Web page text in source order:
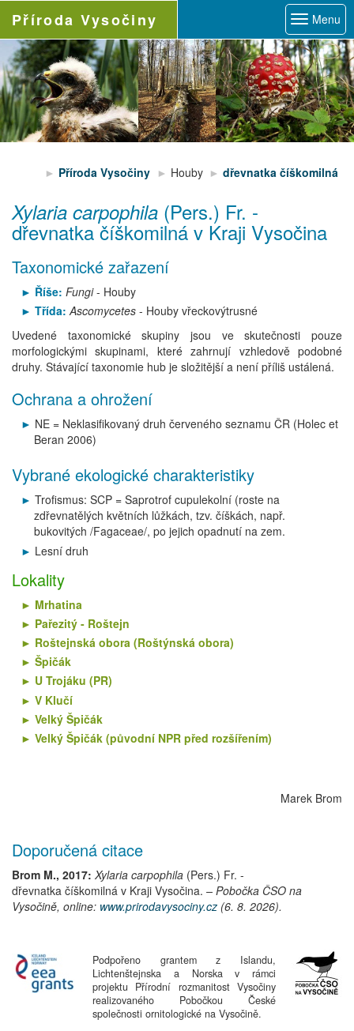
Příroda Vysočiny Menu
Příroda Vysočiny Houby dřevnatka číškomilná
Xylaria carpophila (Pers.) Fr. -
dřevnatka číškomilná v Kraji Vysočina
Taxonomické zařazení
Říše: Fungi- Houby
Třída: Ascomycetes- Houby vřeckovýtrusné
Uvedené taxonomické skupiny jsou ve skutečnosti pouze
morfologickými skupinami, které zahrnují vzhledově podobné
druhy. Stávající taxonomie hub je složitější a není příliš ustálená.
Ochrana a ohrožení
NE = Neklasifikovaný druh červeného seznamu ČR (Holec et
Beran 2006)
Vybrané ekologické charakteristiky
Trofismus: SCP = Saprotrof cupulekolní (roste na
zdřevnatělých květních lůžkách, tzv. číškách, např.
bukovitých /Fagaceae/, po jejich opadnutí na zem.
Lesní druh
Lokality
Mrhatina
Pařezitý - Roštejn
Roštejnská obora (Roštýnská obora)
Špičák
U Trojáku (PR)
V Klučí
Velký Špičák
Velký Špičák (původní NPR před rozšířením)
Marek Brom
Doporučená citace
Brom M., 2017: Xylaria carpophila (Pers.) Fr. -
dřevnatka číškomilná v Kraji Vysočina. – Pobočka ČSO na
Vysočině, online: www.prirodavysociny.cz (6. 8. 2026).
Podpořeno grantem z Islandu,
Lichtenštejnska a Norska v rámci
projektu Přírodní rozmanitost Vysočiny
realizovaného Pobočkou České
společnosti ornitologické na Vysočině.